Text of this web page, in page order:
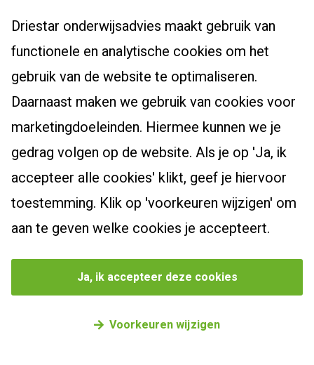
Over Driestar onderwijsadvies
Het beroepsprofiel van de leraar
Certificaten en accreditaties
Vacatures
Contact
Klachtenreglement
Cursussen en trajecten
Breindidactiek
Leiderschapsoriëntatietraject
Zoek een cursus
Post-hbo-opleidingen
Bewegingsonderwijs
Taalcoördinator
Specialist Jonge Kind
Schoolopleider PO
School Video Interactie Begeleiding
Actueel
Nieuwsbrief
Nieuws
Blogs
Agenda
Webshop
Bekijk onze producten
Privacybeleid
Cookievoorkeuren beheren
2026 Driestar onderwijsadvies
Driestar onderwijsadvies maakt gebruik van
functionele en analytische cookies om het
gebruik van de website te optimaliseren.
Daarnaast maken we gebruik van cookies voor
marketingdoeleinden. Hiermee kunnen we je
gedrag volgen op de website. Als je op 'Ja, ik
accepteer alle cookies' klikt, geef je hiervoor
toestemming. Klik op 'voorkeuren wijzigen' om
aan te geven welke cookies je accepteert.
Ja, ik accepteer deze cookies
Voorkeuren wijzigen